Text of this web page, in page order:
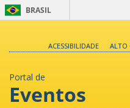
BRASIL
ACESSIBILIDADE
ALTO
Portal de
Eventos